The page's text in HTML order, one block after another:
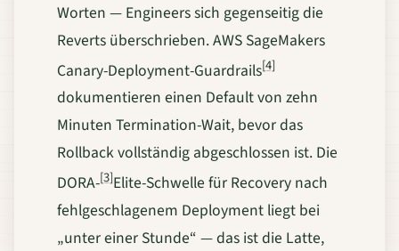
Worten — Engineers sich gegenseitig die
Reverts überschrieben. AWS SageMakers
Canary-Deployment-Guardrails[4]
dokumentieren einen Default von zehn
Minuten Termination-Wait, bevor das
Rollback vollständig abgeschlossen ist. Die
DORA-[3]Elite-Schwelle für Recovery nach
fehlgeschlagenem Deployment liegt bei
„unter einer Stunde“ — das ist die Latte,